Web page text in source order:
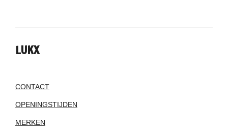
LUKX
CONTACT
OPENINGSTIJDEN
MERKEN